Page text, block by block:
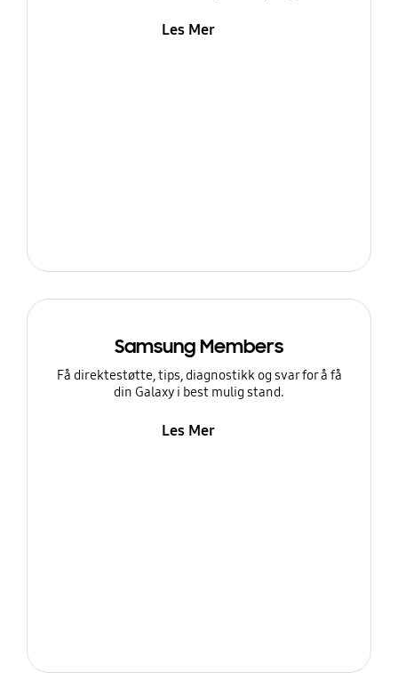
Les Mer
Samsung Members
Få direktestøtte, tips, diagnostikk og svar for å få
din Galaxy i best mulig stand.
Les Mer